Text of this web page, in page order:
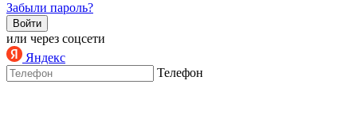
Забыли пароль?
Войти
или через соцсети
Яндекс
Телефон